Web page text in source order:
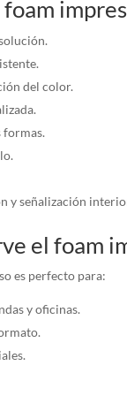
del color.
formas.
y señalización
el foam
es perfecto para:
y oficinas.